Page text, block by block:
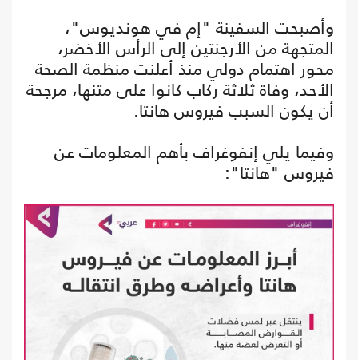
وأصبحت السفينة "إم في هونديوس"،
المتجهة من الأرجنتين إلى الرأس الأخضر،
محور اهتمام دولي منذ أعلنت منظمة الصحة
الأحد، وفاة ثلاثة ركاب كانوا على متنها، مرجحة
أن يكون السبب فيروس هانتا.
وفيما يلي إنفوغراف بأهم المعلومات عن
فيروس "هانتا":